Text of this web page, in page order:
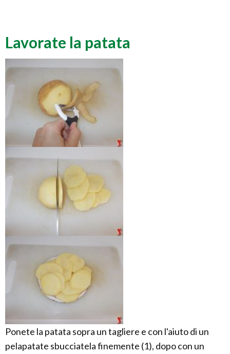
Lavorate la patata
Ponete la patata sopra un tagliere e con l'aiuto di un
pelapatate sbucciatela finemente (1), dopo con un